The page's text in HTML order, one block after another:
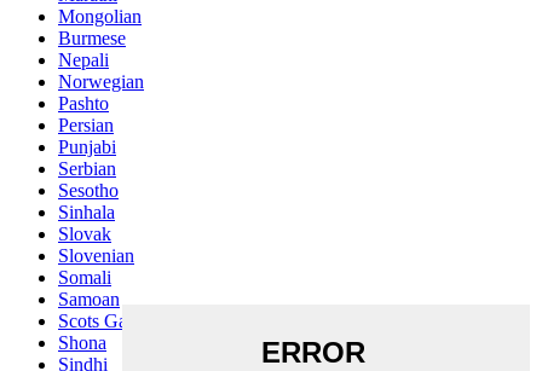
Mongolian
Burmese
Nepali
Norwegian
Pashto
Persian
Punjabi
Serbian
Sesotho
Sinhala
Slovak
Slovenian
Somali
Samoan
Scots Gaelic
Shona
Sindhi